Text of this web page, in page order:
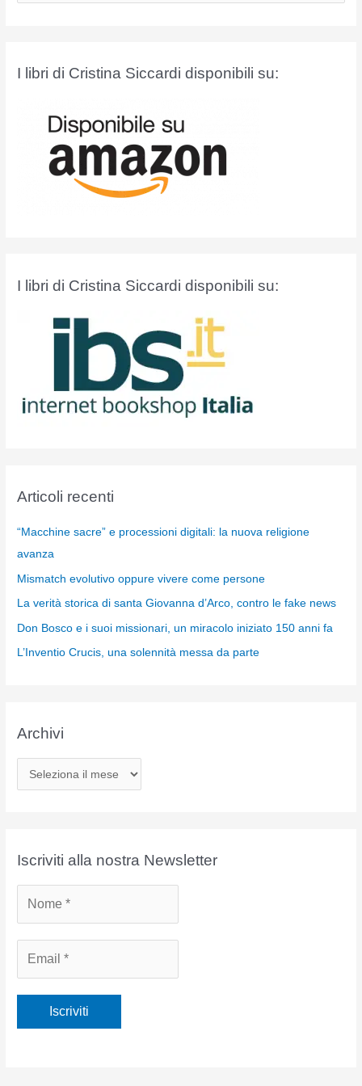
I libri di Cristina Siccardi disponibili su:
I libri di Cristina Siccardi disponibili su:
Articoli recenti
“Macchine sacre” e processioni digitali: la nuova religione
avanza
Mismatch evolutivo oppure vivere come persone
La verità storica di santa Giovanna d’Arco, contro le fake news
Don Bosco e i suoi missionari, un miracolo iniziato 150 anni fa
L’Inventio Crucis, una solennità messa da parte
Archivi
r
iIscriviti alla nostra Newsletter